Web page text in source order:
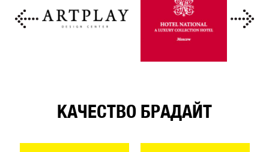
КАЧЕСТВО БРАДАЙТ